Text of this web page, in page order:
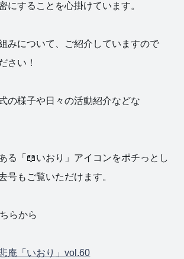
にすることを心掛けています。
みについて、ご紹介していますので
さい！
の様子や日々の活動紹介などな
る「📖いおり」アイコンをポチっとし
号もご覧いただけます。
らから
庵「いおり」vol.60